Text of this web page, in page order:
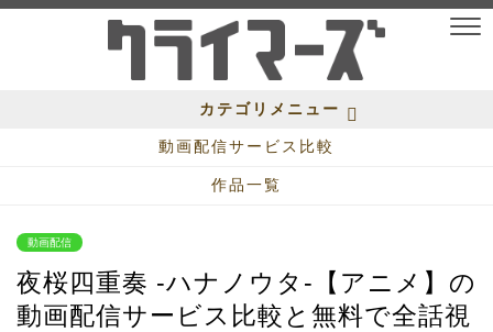
カテゴリメニュー
動画配信サービス比較
作品一覧
動画配信
夜桜四重奏 -ハナノウタ-【アニメ】の
動画配信サービス比較と無料で全話視